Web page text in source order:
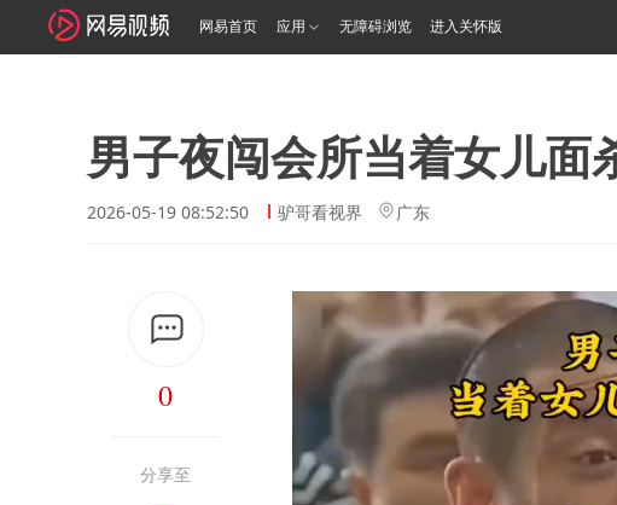
网易首页 应用 无障碍浏览 进入关怀版
男子夜闯会所当着女儿面
2026-05-19 08:52:50 驴哥看视界 广东
0
分享至